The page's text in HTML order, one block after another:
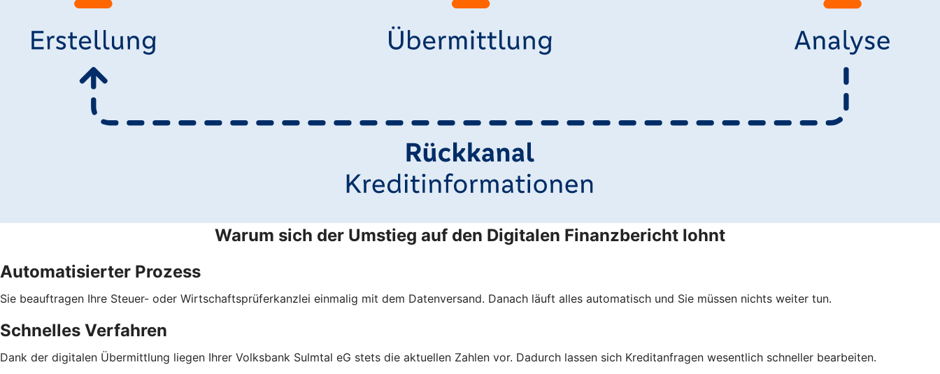
Warum sich der Umstieg auf den Digitalen Finanzbericht lohnt
Automatisierter Prozess
Sie beauftragen Ihre Steuer- oder Wirtschaftsprüferkanzlei einmalig mit dem Datenversand. Danach läuft alles automatisch und Sie müssen nichts weiter tun.
Schnelles Verfahren
Dank der digitalen Übermittlung liegen Ihrer Volksbank Sulmtal eG stets die aktuellen Zahlen vor. Dadurch lassen sich Kreditanfragen wesentlich schneller bearbeiten.